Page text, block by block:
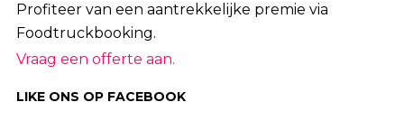
Profiteer van een aantrekkelijke premie via
Foodtruckbooking.
Vraag een offerte aan.
LIKE ONS OP FACEBOOK